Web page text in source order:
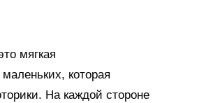
мягкая
которая
На каждой стороне